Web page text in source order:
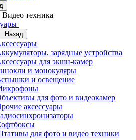
техника
Назад
зарядные устройства
для экшн-камер
и монокуляры
и освещение
для фото и видеокамер
аксессуары
для фото и видео техники